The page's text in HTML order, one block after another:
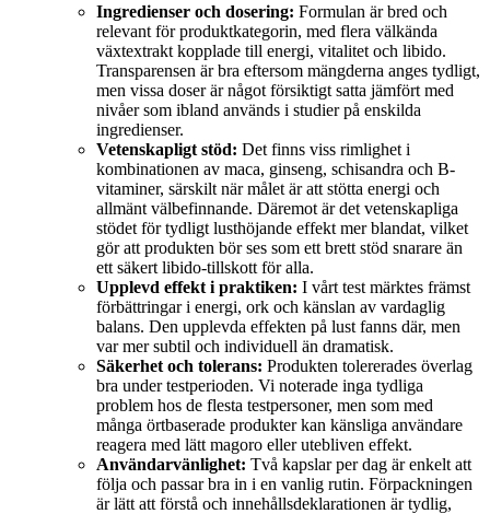
Ingredienser och dosering: Formulan är bred och
relevant för produktkategorin, med flera välkända
växtextrakt kopplade till energi, vitalitet och libido.
Transparensen är bra eftersom mängderna anges tydligt,
men vissa doser är något försiktigt satta jämfört med
nivåer som ibland används i studier på enskilda
ingredienser.
Vetenskapligt stöd: Det finns viss rimlighet i
kombinationen av maca, ginseng, schisandra och B-
vitaminer, särskilt när målet är att stötta energi och
allmänt välbefinnande. Däremot är det vetenskapliga
stödet för tydligt lusthöjande effekt mer blandat, vilket
gör att produkten bör ses som ett brett stöd snarare än
ett säkert libido-tillskott för alla.
Upplevd effekt i praktiken: I vårt test märktes främst
förbättringar i energi, ork och känslan av vardaglig
balans. Den upplevda effekten på lust fanns där, men
var mer subtil och individuell än dramatisk.
Säkerhet och tolerans: Produkten tolererades överlag
bra under testperioden. Vi noterade inga tydliga
problem hos de flesta testpersoner, men som med
många örtbaserade produkter kan känsliga användare
reagera med lätt magoro eller utebliven effekt.
Användarvänlighet: Två kapslar per dag är enkelt att
följa och passar bra in i en vanlig rutin. Förpackningen
är lätt att förstå och innehållsdeklarationen är tydlig,